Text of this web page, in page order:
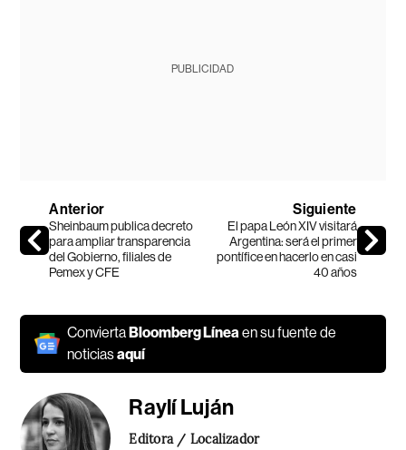
PUBLICIDAD
Anterior
Sheinbaum publica decreto
para ampliar transparencia
del Gobierno, filiales de
Pemex y CFE
Siguiente
El papa León XIV visitará
Argentina: será el primer
pontífice en hacerlo en casi
40 años
ConviertaBloomberg Línea en su fuente de
noticiasaquí
Raylí Luján
Editora / Localizador